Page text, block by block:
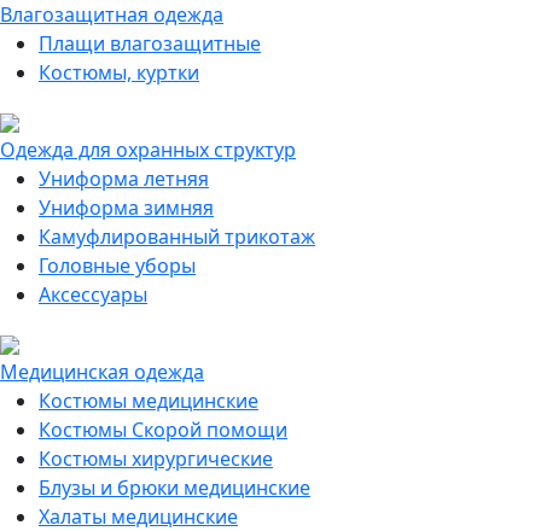
Влагозащитная одежда
Плащи влагозащитные
Костюмы, куртки
Одежда для охранных структур
Униформа летняя
Униформа зимняя
Камуфлированный трикотаж
Головные уборы
Аксессуары
Медицинская одежда
Костюмы медицинские
Костюмы Скорой помощи
Костюмы хирургические
Блузы и брюки медицинские
Халаты медицинские